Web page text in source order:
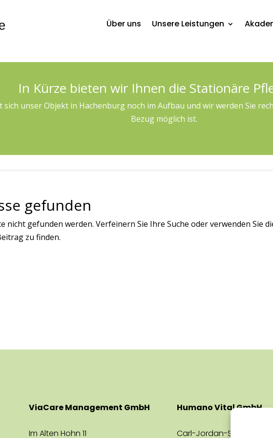
Über uns Unsere Leistungen
In Kürze bieten wir Ihnen die Stationäre
sich unser Objekt in Hachenburg noch im Aufbau und wir werden Sie
Bezug möglich ist.
gefunden
nicht gefunden werden. Verfeinern Sie Ihre Suche oder verwenden Sie
zu finden.
ViaCare Management GmbH
Im Alten Hohn 11
Humano Vital GmbH
Carl-Jordan-Straße 16